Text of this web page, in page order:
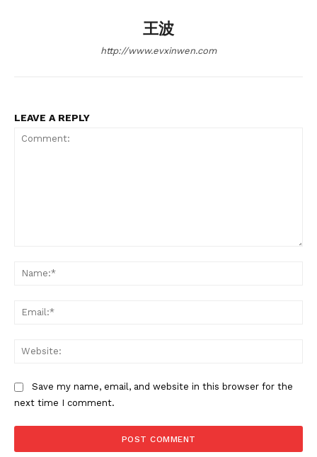
王波
http://www.evxinwen.com
LEAVE A REPLY
Save my name, email, and website in this browser for the
next time I comment.